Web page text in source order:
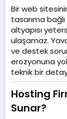
Bir web
tasarıma
altyapısı
ulaşamaz.
ve destek
erozyonuna
teknik bir
Hosting
Sunar?​